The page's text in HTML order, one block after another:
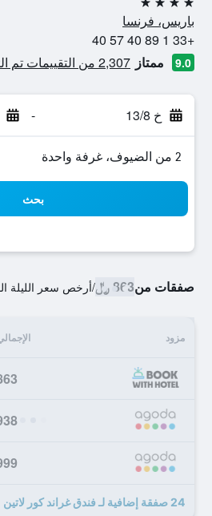
4 نجوم
باريس، فرنسا
+33 1 89 40 57 40
9.0 ممتاز 2,307 من التقييمات تم التحقق منها
خ 13/8 -
2 من الضيوف، غرفة واحدة
بحث
صفقات من863 ﷼ /أرخص سعر الليلة
مزود
938
24 صفقة إضافية لـ فندق غراند كور لاتين